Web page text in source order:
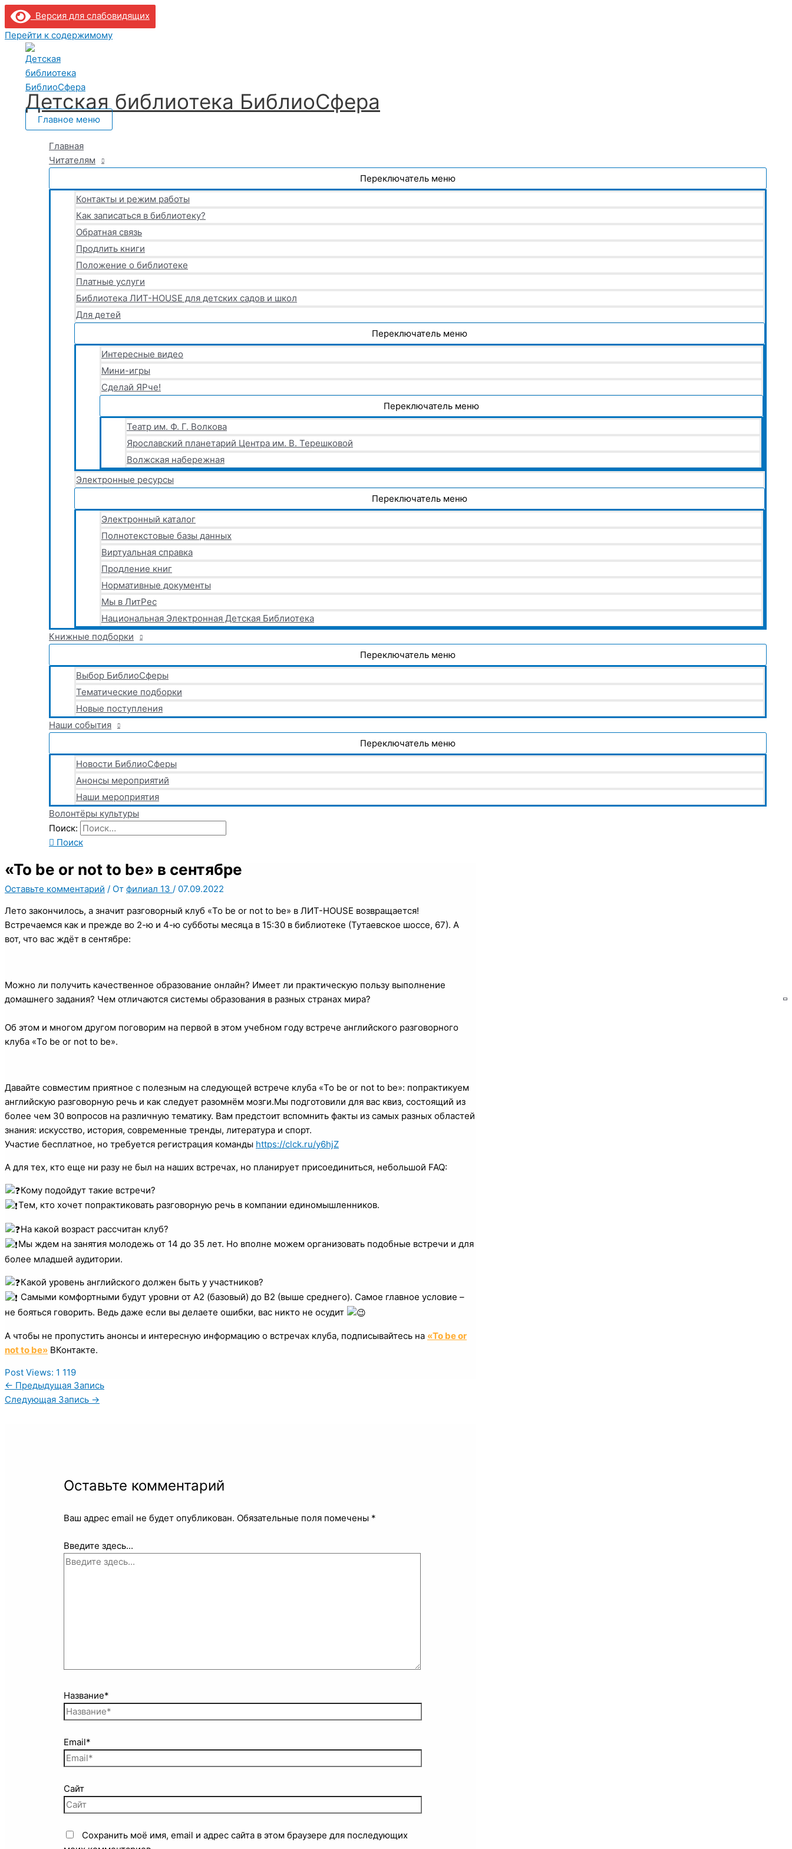
Версия для слабовидящих
Перейти к содержимому
Детская библиотека БиблиоСфера
Главное меню
Главная
Читателям
Переключатель меню
Контакты и режим работы
Как записаться в библиотеку?
Обратная связь
Продлить книги
Положение о библиотеке
Платные услуги
Библиотека ЛИТ-HOUSE для детских садов и школ
Для детей
Переключатель меню
Интересные видео
Мини-игры
Сделай ЯРче!
Переключатель меню
Театр им. Ф. Г. Волкова
Ярославский планетарий Центра им. В. Терешковой
Волжская набережная
Электронные ресурсы
Переключатель меню
Электронный каталог
Полнотекстовые базы данных
Виртуальная справка
Продление книг
Нормативные документы
Мы в ЛитРес
Национальная Электронная Детская Библиотека
Книжные подборки
Переключатель меню
Выбор БиблиоСферы
Тематические подборки
Новые поступления
Наши события
Переключатель меню
Новости БиблиоСферы
Анонсы мероприятий
Наши мероприятия
Волонтёры культуры
Поиск:
Поиск
«To be or not to be» в сентябре
Оставьте комментарий / От филиал 13 / 07.09.2022
Лето закончилось, а значит разговорный клуб «To be or not to be» в ЛИТ-HOUSE возвращается!
Встречаемся как и прежде во 2-ю и 4-ю субботы месяца в 15:30 в библиотеке (Тутаевское шоссе, 67). А
вот, что вас ждёт в сентябре:
Можно ли получить качественное образование онлайн? Имеет ли практическую пользу выполнение
домашнего задания? Чем отличаются системы образования в разных странах мира?
Об этом и многом другом поговорим на первой в этом учебном году встрече английского разговорного
клуба «To be or not to be».
Давайте совместим приятное с полезным на следующей встрече клуба «To be or not to be»: попрактикуем
английскую разговорную речь и как следует разомнём мозги.Мы подготовили для вас квиз, состоящий из
более чем 30 вопросов на различную тематику. Вам предстоит вспомнить факты из самых разных областей
знания: искусство, история, современные тренды, литература и спорт.
Участие бесплатное, но требуется регистрация команды https://clck.ru/y6hjZ
А для тех, кто еще ни разу не был на наших встречах, но планирует присоединиться, небольшой FAQ:
Кому подойдут такие встречи?
Тем, кто хочет попрактиковать разговорную речь в компании единомышленников.
На какой возраст рассчитан клуб?
Мы ждем на занятия молодежь от 14 до 35 лет. Но вполне можем организовать подобные встречи и для
более младшей аудитории.
Какой уровень английского должен быть у участников?
Самыми комфортными будут уровни от А2 (базовый) до B2 (выше среднего). Самое главное условие –
не бояться говорить. Ведь даже если вы делаете ошибки, вас никто не осудит
А чтобы не пропустить анонсы и интересную информацию о встречах клуба, подписывайтесь на «To be or
not to be» ВКонтакте.
Post Views: 1 119
← Предыдущая Запись
Следующая Запись →
Оставьте комментарий
Ваш адрес email не будет опубликован. Обязательные поля помечены *
Введите здесь...
Название*
Email*
Сайт
Сохранить моё имя, email и адрес сайта в этом браузере для последующих